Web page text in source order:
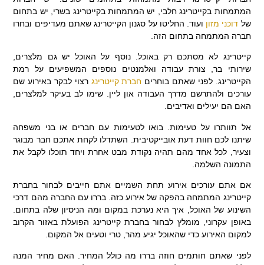
המתמחות בקייטרינג חלבי, יש המתמחות בקייטרינג בשרי, יש בתחום
של דוכני מזון ועוד. החליטו על סגנון הקייטרינג שאתם מעדיפים ובחרו
חברה המתמחה בתחום הזה.
קייטרינג לא מסתכם רק באוכל. נוסף על האוכל יש גם מלצרים,
שירותי בר, צורת עבודה ואלמנטים נוספים המשפיעים על רמת
הקייטרינג. לפני שאתם בוחרים חברת קייטרינג רצוי לבקר באירוע שם
עורכים ולהתרשם מדרך העבודה און ליין. שימו לב בעיקר למלצרים,
האם הם יעילים ואדיבים.
אל תוותרו על טעימות. בואו לטעימות עם חברים או בני משפחה
שיתנו לכם חוות דעת אובייקטיבית. השתדלו לקחת אתכם חבר מבוגר
וצעיר, לכל אחד מהם תהיה נקודת מבט אחרת ויחד תוכלו לקבל את
התמונה השלמה.
אם אתם עורכים אירוע תחת השמיים אתם חייבים לבחור בחברת
קייטרינג המתמחה בהפקה של אירוע כזה. בררו עם החברה מהם דרכי
השינוע של האוכל, איך היא נערכת במקום ומה הניסיון שלה בתחום.
באופן עקרוני, מומלץ לבחור בחברת קייטרינג הפועלת באזור הקרוב
למקום האירוע כדי שהאוכל יגיע מהר, טרי וטעים אל המקום.
לפני שאתם חותמים חוזה בררו מה כולל המחיר. האם מחיר המנה